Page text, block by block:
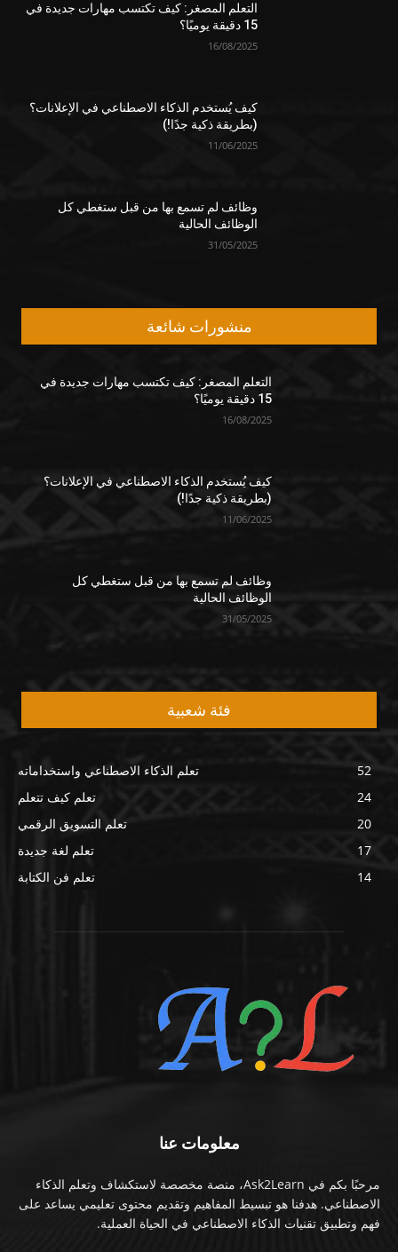
التعلم المصغر: كيف تكتسب مهارات جديدة في
15 دقيقة يوميًا؟
16/08/2025
كيف يُستخدم الذكاء الاصطناعي في الإعلانات؟
(بطريقة ذكية جدًا!)
11/06/2025
وظائف لم تسمع بها من قبل ستغطي كل
الوظائف الحالية
31/05/2025
منشورات شائعة
التعلم المصغر: كيف تكتسب مهارات جديدة في
15 دقيقة يوميًا؟
16/08/2025
كيف يُستخدم الذكاء الاصطناعي في الإعلانات؟
(بطريقة ذكية جدًا!)
11/06/2025
وظائف لم تسمع بها من قبل ستغطي كل
الوظائف الحالية
31/05/2025
فئة شعبية
تعلم الذكاء الاصطناعي واستخداماته
52
تعلم كيف تتعلم
24
تعلم التسويق الرقمي
20
تعلم لغة جديدة
17
تعلم فن الكتابة
14
معلومات عنا
مرحبًا بكم في Ask2Learn، منصة مخصصة لاستكشاف وتعلم الذكاء
الاصطناعي. هدفنا هو تبسيط المفاهيم وتقديم محتوى تعليمي يساعد على
فهم وتطبيق تقنيات الذكاء الاصطناعي في الحياة العملية.